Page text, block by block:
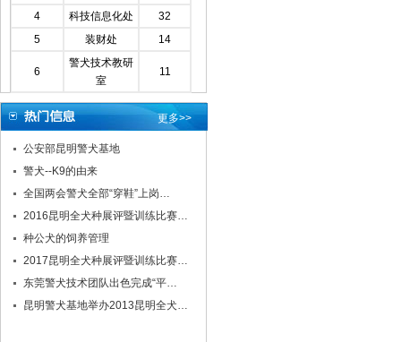
4
科技信息化处
32
5
装财处 14
6
警犬技术教研
室
11
更多>>
公安部昆明警犬基地
警犬--K9的由来
全国两会警犬全部“穿鞋”上岗…
2016昆明全犬种展评暨训练比赛…
种公犬的饲养管理
2017昆明全犬种展评暨训练比赛…
东莞警犬技术团队出色完成“平…
昆明警犬基地举办2013昆明全犬…